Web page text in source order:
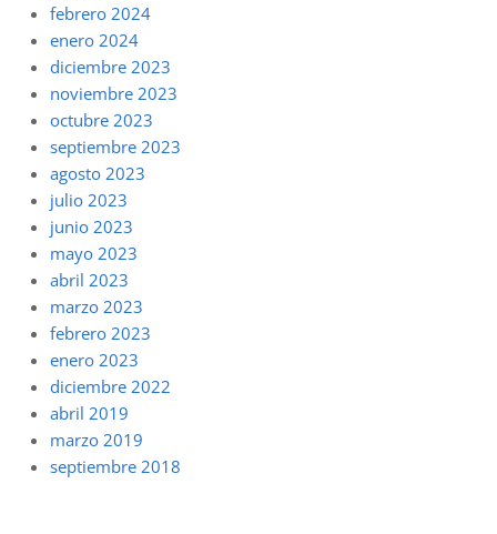
febrero 2024
enero 2024
diciembre 2023
noviembre 2023
octubre 2023
septiembre 2023
agosto 2023
julio 2023
junio 2023
mayo 2023
abril 2023
marzo 2023
febrero 2023
enero 2023
diciembre 2022
abril 2019
marzo 2019
septiembre 2018